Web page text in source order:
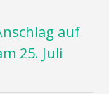
auf
25. Juli